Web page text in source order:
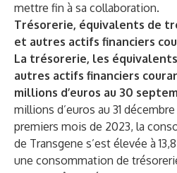
mettre fin à sa collaboration.
Trésorerie, équivalents de
et autres actifs financiers
La trésorerie, les
autres actifs financiers
millions d’euros au 30
millions d’euros au 31
premiers mois de 2023, la
de Transgene s’est élevée à
une consommation de